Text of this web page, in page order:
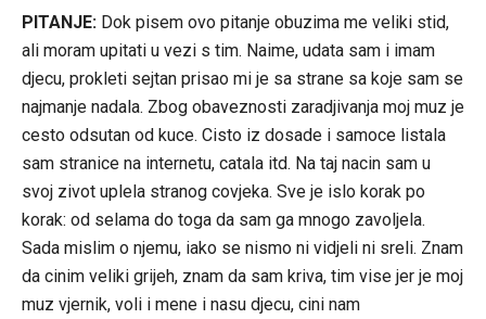
PITANJE:Dok pisem ovo pitanje obuzima me veliki stid,
ali moram upitati u vezi s tim. Naime, udata sam i imam
djecu, prokleti sejtan prisao mi je sa strane sa koje sam se
najmanje nadala. Zbog obaveznosti zaradjivanja moj muz je
cesto odsutan od kuce. Cisto iz dosade i samoce listala
sam stranice na internetu, catala itd. Na taj nacin sam u
svoj zivot uplela stranog covjeka. Sve je islo korak po
korak: od selama do toga da sam ga mnogo zavoljela.
Sada mislim o njemu, iako se nismo ni vidjeli ni sreli. Znam
da cinim veliki grijeh, znam da sam kriva, tim vise jer je moj
muz vjernik, voli i mene i nasu djecu, cini nam